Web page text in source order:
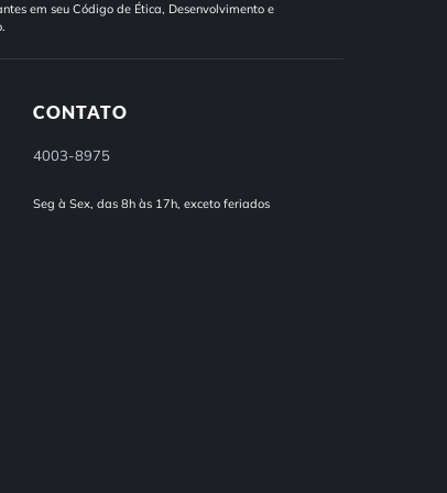
em seu Código de Ética, Desenvolvimento e
CONTATO
4003-8975
Seg à Sex, das 8h às 17h, exceto feriados